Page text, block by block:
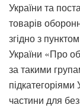
України та
товарів
згідно з
України «Про
за такими
частини для